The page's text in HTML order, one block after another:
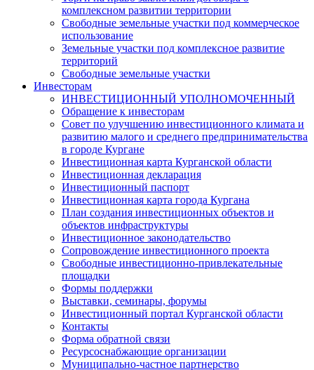
комплексном развитии территории
Свободные земельные участки под коммерческое
использование
Земельные участки под комплексное развитие
территорий
Свободные земельные участки
Инвесторам
ИНВЕСТИЦИОННЫЙ УПОЛНОМОЧЕННЫЙ
Обращение к инвесторам
Совет по улучшению инвестиционного климата и
развитию малого и среднего предпринимательства
в городе Кургане
Инвестиционная карта Курганской области
Инвестиционная декларация
Инвестиционный паспорт
Инвестиционная карта города Кургана
План создания инвестиционных объектов и
объектов инфраструктуры
Инвестиционное законодательство
Сопровождение инвестиционного проекта
Свободные инвестиционно-привлекательные
площадки
Формы поддержки
Выставки, семинары, форумы
Инвестиционный портал Курганской области
Контакты
Форма обратной связи
Ресурсоснабжающие организации
Муниципально-частное партнерство